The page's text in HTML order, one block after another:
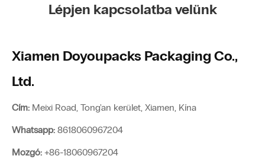
Lépjen kapcsolatba velünk
Xiamen Doyoupacks Packaging Co.,
Ltd.
Cím: Meixi Road, Tong'an kerület, Xiamen, Kína
Whatsapp: 8618060967204
Mozgó: +86-18060967204